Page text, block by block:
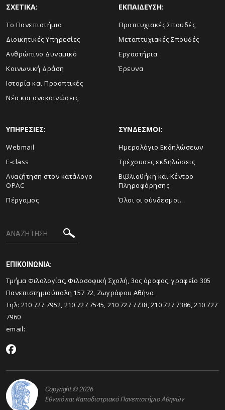
ΣΧΕΤΙΚΑ:
Το Πανεπιστήμιο
Διοικητικές Υπηρεσίες
Ανθρώπινο Δυναμικό
Κοινωνική Δράση
Ιστορία και Προοπτικές
Νέα και ανακοινώσεις
ΕΚΠΑΙΔΕΥΣΗ:
Προπτυχιακές Σπουδές
Μεταπτυχιακές Σπουδές
Εργαστήρια
Έρευνα
ΥΠΗΡΕΣΙΕΣ:
Webmail
E-class
Αναζήτηση στον κατάλογο
OPAC
Πέργαμος
ΣΥΝΔΕΣΜΟΙ:
Ημερολόγιο Εκδηλώσεων
Τρέχουσες εκδηλώσεις
Βιβλιοθήκη και Κέντρο
Πληροφόρησης
Όλοι οι σύνδεσμοι...
ΕΠΙΚΟΙΝΩΝΙΑ:
Tμήμα Φιλολογίας, Φιλοσοφική Σχολή, 3ος όροφος, γραφείο 305
Πανεπιστημιούπολη 157 72, Ζωγράφου Αθήνα
Τηλ: 210 727 7952, 210 727 7545, 210 727 7738, 210 727 7386, 210 727
7960
email:
Copyright © 2026
Εθνικό και Καποδιστριακό Πανεπιστήμιο Αθηνών